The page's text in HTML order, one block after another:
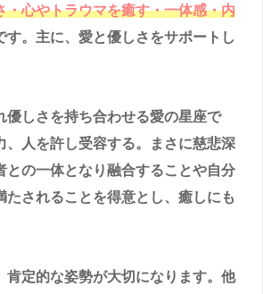
・心やトラウマを癒す・一体感・内
す。主に、愛と優しさをサポートし
優しさを持ち合わせる愛の星座で
、人を許し受容する。まさに慈悲深
との一体となり融合することや自分
たされることを得意とし、癒しにも
肯定的な姿勢が大切になります。他